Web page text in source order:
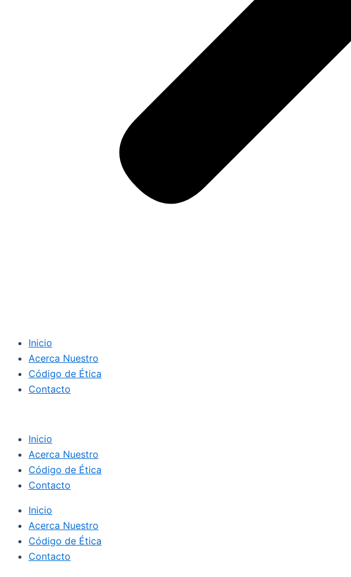
Inicio
Acerca Nuestro
Código de Ética
Contacto
Inicio
Acerca Nuestro
Código de Ética
Contacto
Inicio
Acerca Nuestro
Código de Ética
Contacto